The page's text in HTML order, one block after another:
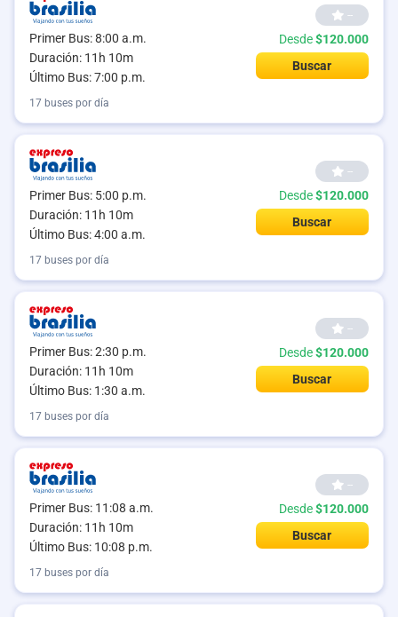
Primer Bus: 8:00 a.m.
Duración: 11h 10m
Último Bus: 7:00 p.m.
--
Desde$120.000
Buscar
17 buses por día
Primer Bus: 5:00 p.m.
Duración: 11h 10m
Último Bus: 4:00 a.m.
--
Desde$120.000
Buscar
17 buses por día
Primer Bus: 2:30 p.m.
Duración: 11h 10m
Último Bus: 1:30 a.m.
--
Desde$120.000
Buscar
17 buses por día
Primer Bus: 11:08 a.m.
Duración: 11h 10m
Último Bus: 10:08 p.m.
--
Desde$120.000
Buscar
17 buses por día